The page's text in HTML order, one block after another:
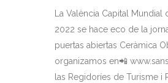
La València Capital Mundial
2022 se hace eco de la
puertas abiertas Ceràmica
organizamos en📲
las Regidoríes de Turisme i